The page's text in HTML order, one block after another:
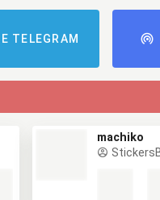
TELEGRAM
machiko